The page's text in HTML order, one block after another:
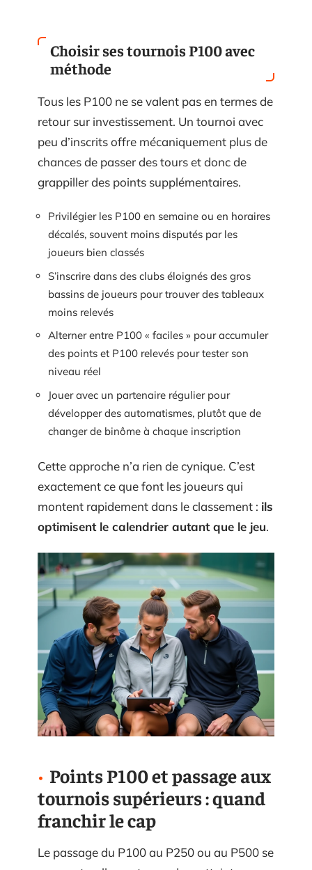
Choisir ses tournois P100 avec
méthode
Tous les P100 ne se valent pas en termes de
retour sur investissement. Un tournoi avec
peu d’inscrits offre mécaniquement plus de
chances de passer des tours et donc de
grappiller des points supplémentaires.
Privilégier les P100 en semaine ou en horaires
décalés, souvent moins disputés par les
joueurs bien classés
S’inscrire dans des clubs éloignés des gros
bassins de joueurs pour trouver des tableaux
moins relevés
Alterner entre P100 « faciles » pour accumuler
des points et P100 relevés pour tester son
niveau réel
Jouer avec un partenaire régulier pour
développer des automatismes, plutôt que de
changer de binôme à chaque inscription
Cette approche n’a rien de cynique. C’est
exactement ce que font les joueurs qui
montent rapidement dans le classement : ils
optimisent le calendrier autant que le jeu.
Points P100 et passage aux
tournois supérieurs : quand
franchir le cap
Le passage du P100 au P250 ou au P500 se